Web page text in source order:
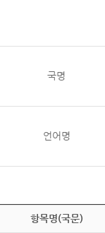
국명
언어명
항목명(국문)